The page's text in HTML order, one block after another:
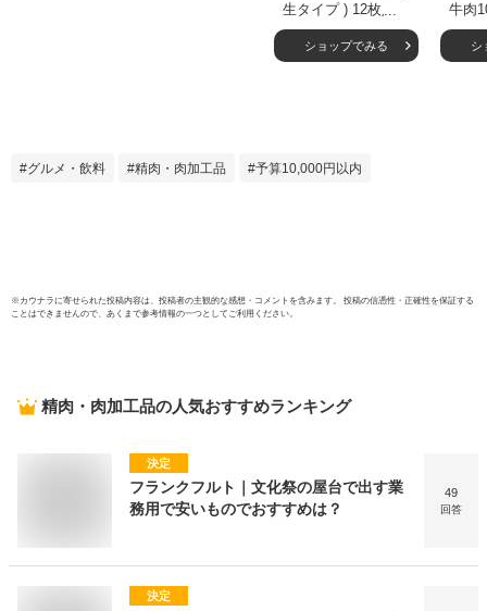
生タイプ ) 12枚入
パック 【冷凍】 ビ
ーフ 100％ 直径約
アメリカンスタイル
ショップでみる
牛肉
ティ
ンシ
グルメ・飲料 精肉・肉加工品 予算10,000円以内
※ カウナラに寄せられた投稿内容は、投稿者の主観的な感想・コメントを含みます。 投稿の信憑性・正確性を保証する
ことはできませんので、あくまで参考情報の一つとしてご利用ください。
精肉・肉加工品の人気おすすめランキング
決定
フランクフルト｜文化祭の屋台で出す業
務用で安いものでおすすめは？
49
回答
決定